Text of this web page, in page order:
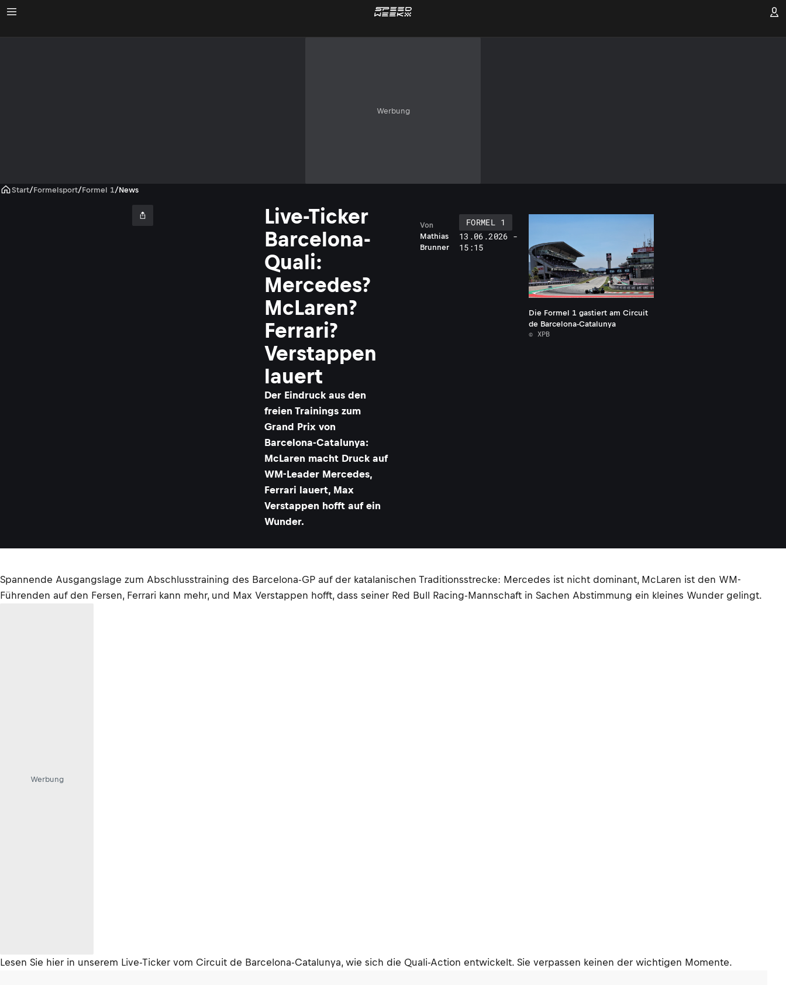
Werbung
Start/Formelsport/Formel 1/News
Live-Ticker
Barcelona-
Quali:
Mercedes?
McLaren?
Ferrari?
Verstappen
lauert
Der Eindruck aus den
freien Trainings zum
Grand Prix von
Barcelona-Catalunya:
McLaren macht Druck auf
WM-Leader Mercedes,
Ferrari lauert, Max
Verstappen hofft auf ein
Wunder.
Mathias
Brunner
Von
FORMEL 1
13.06.2026 -
15:15
Die Formel 1 gastiert am Circuit
de Barcelona-Catalunya
© XPB
Spannende Ausgangslage zum Abschlusstraining des Barcelona-GP auf der katalanischen Traditionsstrecke: Mercedes ist nicht dominant, McLaren ist den WM-
Führenden auf den Fersen, Ferrari kann mehr, und Max Verstappen hofft, dass seiner Red Bull Racing-Mannschaft in Sachen Abstimmung ein kleines Wunder gelingt.
Werbung
Lesen Sie hier in unserem Live-Ticker vom Circuit de Barcelona-Catalunya, wie sich die Quali-Action entwickelt. Sie verpassen keinen der wichtigen Momente.